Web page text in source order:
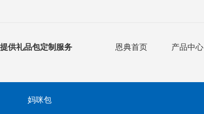
供礼品包定制服务 恩典首页 产品中心
妈咪包